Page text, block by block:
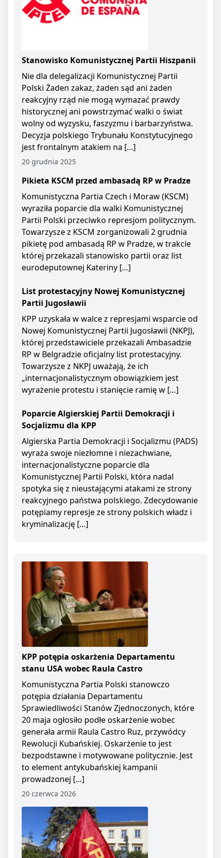
Stanowisko Komunistycznej Partii Hiszpanii
Nie dla delegalizacji Komunistycznej Partii
Polski Żaden zakaz, żaden sąd ani żaden
reakcyjny rząd nie mogą wymazać prawdy
historycznej ani powstrzymać walki o świat
wolny od wyzysku, faszyzmu i barbarzyństwa.
Decyzja polskiego Trybunału Konstytucyjnego
jest frontalnym atakiem na […]
20 grudnia 2025
Pikieta KSCM przed ambasadą RP w Pradze
Komunistyczna Partia Czech i Moraw (KSCM)
wyraziła poparcie dla walki Komunistycznej
Partii Polski przeciwko represjom politycznym.
Towarzysze z KSCM zorganizowali 2 grudnia
pikietę pod ambasadą RP w Pradze, w trakcie
której przekazali stanowisko partii oraz list
eurodeputownej Kateriny […]
List protestacyjny Nowej Komunistycznej
Partii Jugosławii
KPP uzyskała w walce z represjami wsparcie od
Nowej Komunistycznej Partii Jugosławii (NKPJ),
której przedstawiciele przekazali Ambasadzie
RP w Belgradzie oficjalny list protestacyjny.
Towarzysze z NKPJ uważają, że ich
„internacjonalistycznym obowiązkiem jest
wyrażenie protestu i stanięcie ramię w […]
Poparcie Algierskiej Partii Demokracji i
Socjalizmu dla KPP
Algierska Partia Demokracji i Socjalizmu (PADS)
wyraża swoje niezłomne i niezachwiane,
internacjonalistyczne poparcie dla
Komunistycznej Partii Polski, która nadal
spotyka się z nieustającymi atakami ze strony
reakcyjnego państwa polskiego. Zdecydowanie
potępiamy represje ze strony polskich władz i
kryminalizację […]
KPP potępia oskarżenia Departamentu
stanu USA wobec Raula Castro
Komunistyczna Partia Polski stanowczo
potępia działania Departamentu
Sprawiedliwości Stanów Zjednoczonych, które
20 maja ogłosiło podłe oskarżenie wobec
generała armii Raula Castro Ruz, przywódcy
Rewolucji Kubańskiej. Oskarżenie to jest
bezpodstawne i motywowane politycznie. Jest
to element antykubańskiej kampanii
prowadzonej […]
20 czerwca 2026